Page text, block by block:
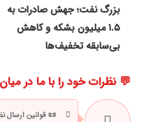
بزرگ نفت؛ جهش صادرات به
۱.۵ میلیون بشکه و کاهش
بی‌سابقه تخفیف‌ها
💬 نظرات خود را با ما در
📜 قوانین ارسال